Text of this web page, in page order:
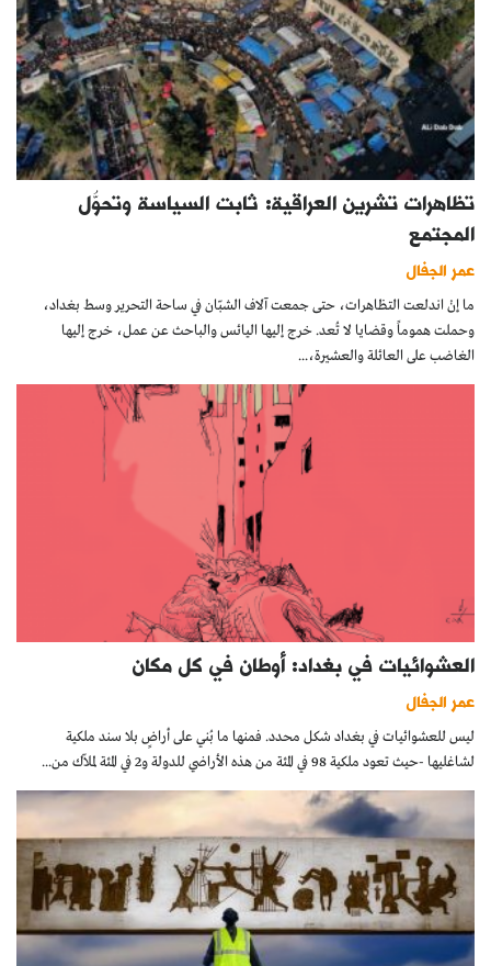
تظاهرات تشرين العراقية: ثابت السياسة وتحوُّل
المجتمع
عمر الجفال
ما إنْ اندلعت التظاهرات، حتى جمعت آلاف الشبّان في ساحة التحرير وسط بغداد،
وحملت هموماً وقضايا لا تُعد. خرج إليها اليائس والباحث عن عمل، خرج إليها
الغاضب على العائلة والعشيرة،...
العشوائيات في بغداد: أوطان في كل مكان
عمر الجفال
ليس للعشوائيات في بغداد شكل محدد. فمنها ما بُني على أراضٍ بلا سند ملكية
لشاغليها -حيث تعود ملكية 98 في المئة من هذه الأراضي للدولة و2 في المئة لملاّك من...